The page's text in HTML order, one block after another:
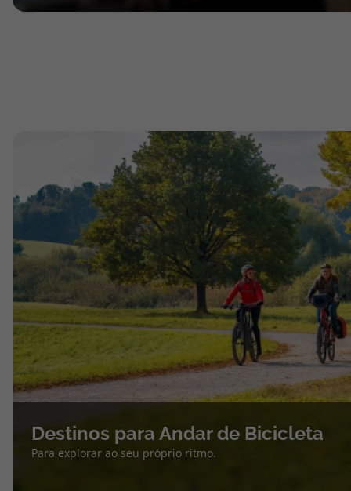
Destinos para Andar de Bicicleta
Para explorar ao seu próprio ritmo.